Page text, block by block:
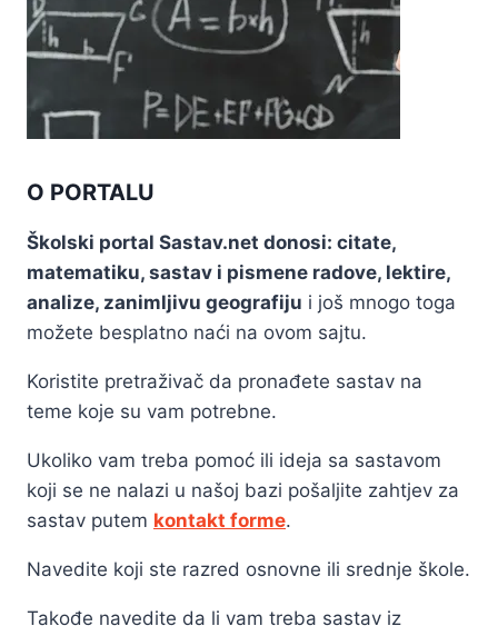
O PORTALU
Školski portal Sastav.net donosi: citate,
matematiku, sastav i pismene radove, lektire,
analize, zanimljivu geografiju i još mnogo toga
možete besplatno naći na ovom sajtu.
Koristite pretraživač da pronađete sastav na
teme koje su vam potrebne.
Ukoliko vam treba pomoć ili ideja sa sastavom
koji se ne nalazi u našoj bazi pošaljite zahtjev za
sastav putem kontakt forme.
Navedite koji ste razred osnovne ili srednje škole.
Takođe navedite da li vam treba sastav iz